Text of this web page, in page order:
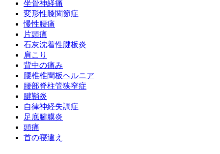
坐骨神経痛
変形性膝関節症
慢性腰痛
片頭痛
石灰沈着性腱板炎
肩こり
背中の痛み
腰椎椎間板ヘルニア
腰部脊柱管狭窄症
腱鞘炎
自律神経失調症
足底腱膜炎
頭痛
首の寝違え